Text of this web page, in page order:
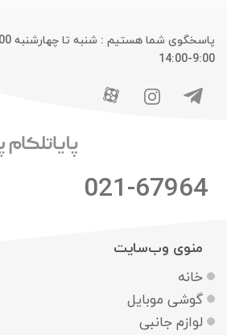
9:00-14:00
021-67964
منوی وب‌سایت
خانه
گوشی موبایل
لوازم جانبی